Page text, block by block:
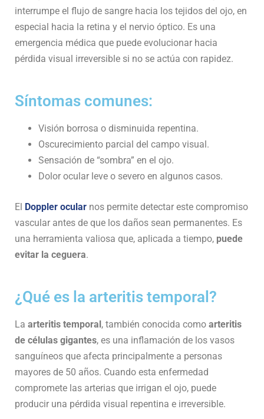
interrumpe el flujo de sangre hacia los tejidos del ojo, en
especial hacia la retina y el nervio óptico. Es una
emergencia médica que puede evolucionar hacia
pérdida visual irreversible si no se actúa con rapidez.
Síntomas comunes:
Visión borrosa o disminuida repentina.
Oscurecimiento parcial del campo visual.
Sensación de “sombra” en el ojo.
Dolor ocular leve o severo en algunos casos.
El Doppler ocular nos permite detectar este compromiso
vascular antes de que los daños sean permanentes. Es
una herramienta valiosa que, aplicada a tiempo, puede
evitar la ceguera.
¿Qué es la arteritis temporal?
La arteritis temporal, también conocida como arteritis
de células gigantes, es una inflamación de los vasos
sanguíneos que afecta principalmente a personas
mayores de 50 años. Cuando esta enfermedad
compromete las arterias que irrigan el ojo, puede
producir una pérdida visual repentina e irreversible.